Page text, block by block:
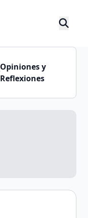
Opiniones y
Reflexiones